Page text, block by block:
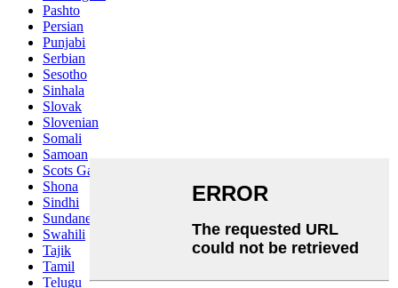
Pashto
Persian
Punjabi
Serbian
Sesotho
Sinhala
Slovak
Slovenian
Somali
Samoan
Scots Gaelic
Shona
Sindhi
Sundanese
Swahili
Tajik
Tamil
Telugu